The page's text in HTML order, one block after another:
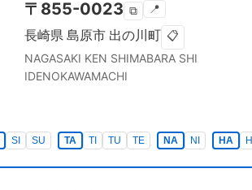
〒 855-0023 ⧉ 📍
長崎県 島原市 出の川町 📋
NAGASAKI KEN SHIMABARA SHI
IDENOKAWAMACHI
SI SU TA TI TU TE NA NI HA HI